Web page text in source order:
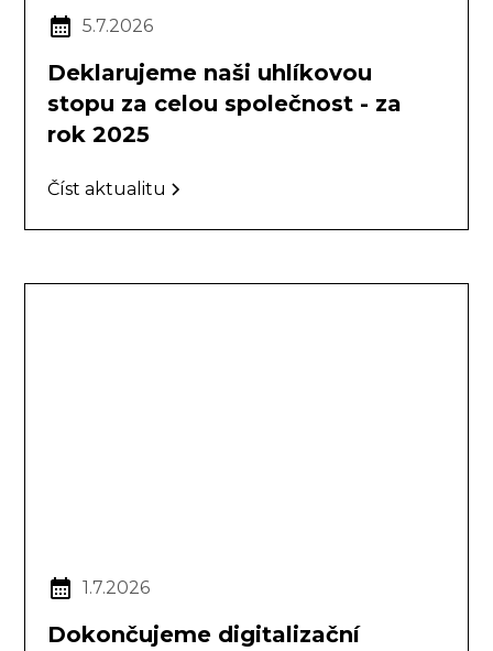
5.7.2026
Deklarujeme naši uhlíkovou
stopu za celou společnost - za
rok 2025
Číst aktualitu
1.7.2026
Dokončujeme digitalizační